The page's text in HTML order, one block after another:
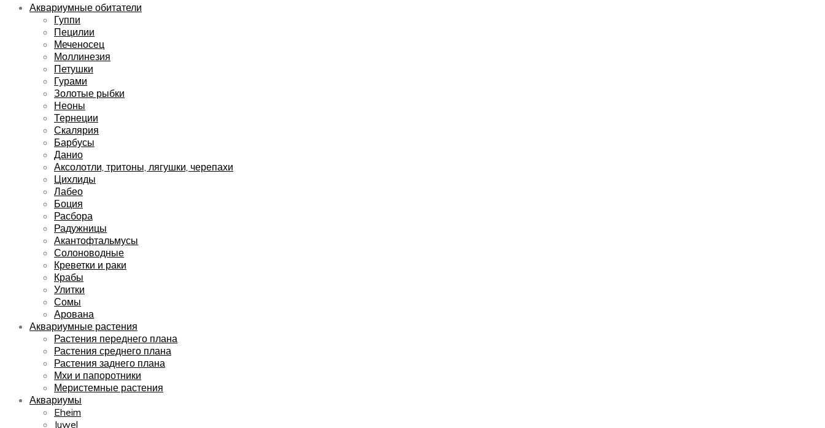
Аквариумные обитатели
Гуппи
Пецилии
Меченосец
Моллинезия
Петушки
Гурами
Золотые рыбки
Неоны
Тернеции
Скалярия
Барбусы
Данио
Аксолотли, тритоны, лягушки, черепахи
Цихлиды
Лабео
Боция
Расбора
Радужницы
Акантофтальмусы
Солоноводные
Креветки и раки
Крабы
Улитки
Сомы
Арована
Аквариумные растения
Растения переднего плана
Растения среднего плана
Растения заднего плана
Мхи и папоротники
Меристемные растения
Аквариумы
Eheim
Juwel